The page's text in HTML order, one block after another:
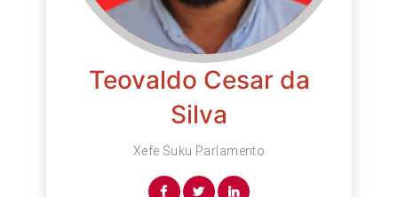
Teovaldo Cesar da
Silva
Xefe Suku Parlamento